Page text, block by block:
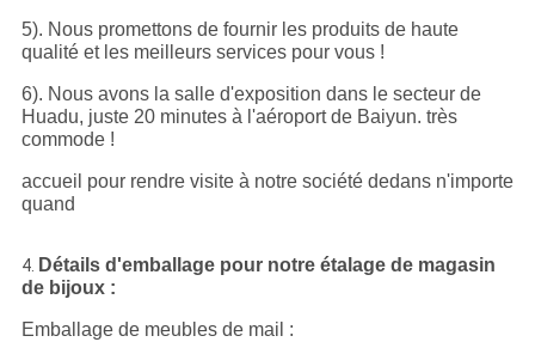
5). Nous promettons de fournir les produits de haute
qualité et les meilleurs services pour vous !
6). Nous avons la salle d'exposition dans le secteur de
Huadu, juste 20 minutes à l'aéroport de Baiyun. très
commode !
accueil pour rendre visite à notre société dedans n'importe
quand
4. Détails d'emballage pour notre étalage de magasin
de bijoux :
Emballage de meubles de mail :